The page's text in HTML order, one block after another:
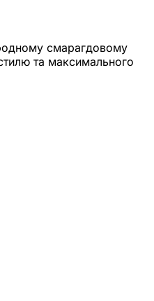
смарагдовому
та максимального